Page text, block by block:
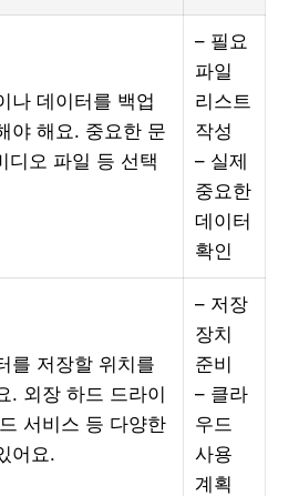
나 데이터를 백업
야 해요. 중요한 문
디오 파일 등 선택
– 필요
파일
리스트
작성
– 실제
중요한
데이터
확인
를 저장할 위치를
. 외장 하드 드라이
서비스 등 다양한
어요.
– 저장
장치
준비
– 클라
우드
사용
계획